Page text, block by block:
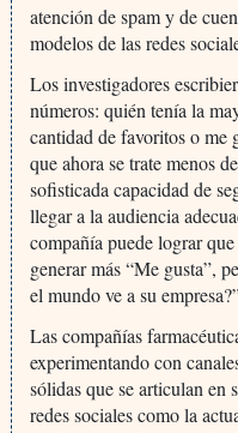
atención de spam y de
modelos de las redes
Los investigadores
números: quién tenía la
cantidad de favoritos o me
que ahora se trate menos
sofisticada capacidad de
llegar a la audiencia
compañía puede lograr
generar más “Me gusta”,
el mundo ve a su
Las compañías
experimentando con
sólidas que se articulan
redes sociales como la